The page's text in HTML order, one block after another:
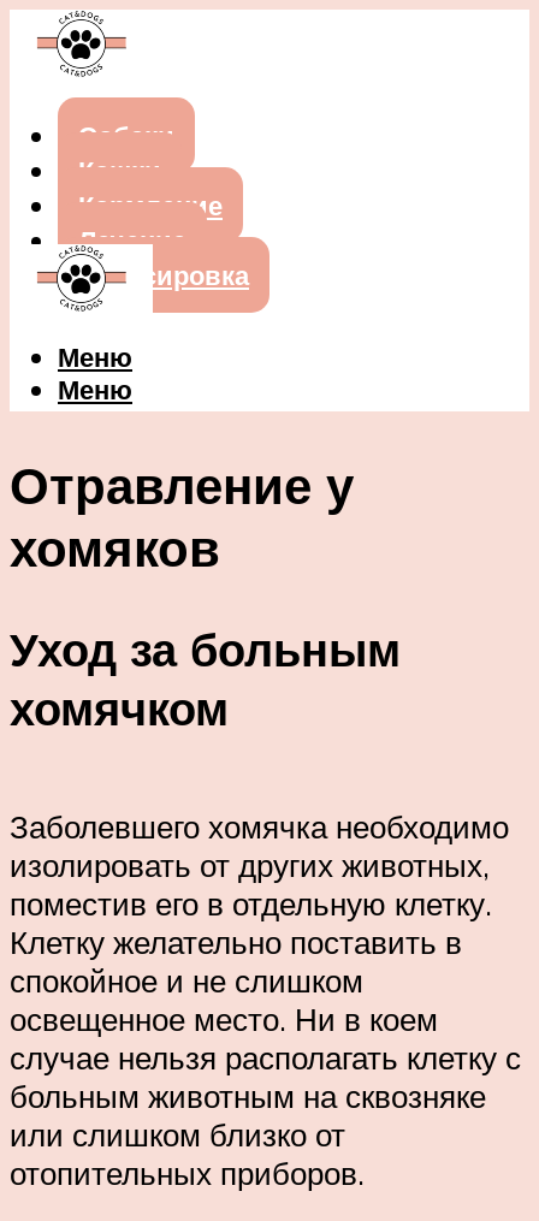
Собаки
Кошки
Кормление
Лечение
Дрессировка
Меню
Меню
Отравление у
хомяков
Уход за больным
хомячком
Заболевшего хомячка необходимо
изолировать от других животных,
поместив его в отдельную клетку.
Клетку желательно поставить в
спокойное и не слишком
освещенное место. Ни в коем
случае нельзя располагать клетку с
больным животным на сквозняке
или слишком близко от
отопительных приборов.